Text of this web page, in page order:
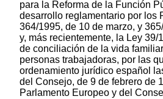
para la Reforma de la Función
desarrollo reglamentario por los
364/1995, de 10 de marzo, y
y, más recientemente, la Ley 39/
de conciliación de la vida
personas trabajadoras, por las
ordenamiento jurídico español
del Consejo, de 9 de febrero de
Parlamento Europeo y del